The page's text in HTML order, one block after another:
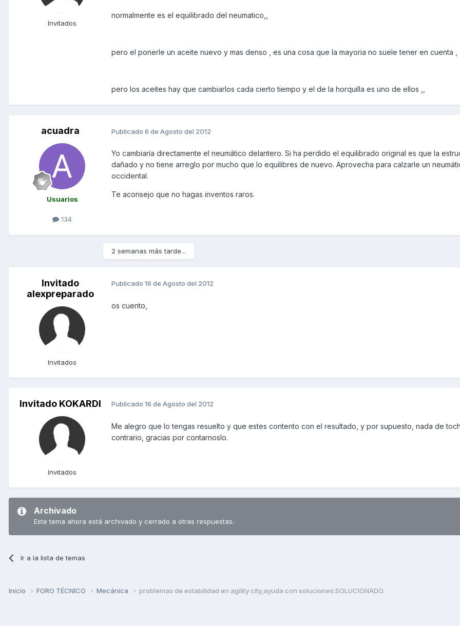
Invitados
normalmente es el equilibrado del neumatico,,
pero el ponerle un aceite nuevo y mas denso , es una cosa que la mayoria no suele tener en cuenta ,
pero los aceites hay que cambiarlos cada cierto tiempo y el de la horquilla es uno de ellos ,,
acuadra
Usuarios
134
Publicado 6 de Agosto del 2012
Yo cambiaría directamente el neumático delantero. Si ha perdido el equilibrado original es que la
dañado y no tiene arreglo por mucho que lo equilibres de nuevo. Aprovecha para calzarle un
occidental.
Te aconsejo que no hagas inventos raros.
2 semanas más tarde...
Invitado
alexpreparado
Invitados
Publicado 16 de Agosto del 2012
os cuento,
Invitado KOKARDI
Invitados
Publicado 16 de Agosto del 2012
Me alegro que lo tengas resuelto y que estes contento con el resultado, y por supuesto, nada de
contrario, gracias por contarnoslo.
Archivado
Este tema ahora está archivado y cerrado a otras respuestas.
Ir a la lista de temas
Inicio FORO TÉCNICO Mecánica problemas de estabilidad en agility city,ayuda con soluciones.SOLUCIONADO.